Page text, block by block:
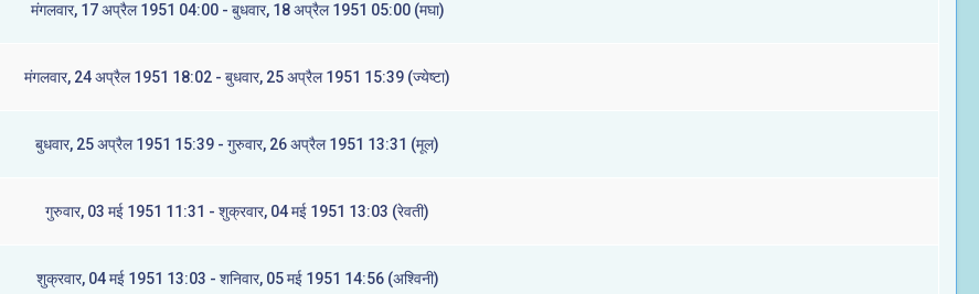
मंगलवार, 17 अप्रैल 1951 04:00 - बुधवार, 18 अप्रैल 1951 05:00 (मघा)
मंगलवार, 24 अप्रैल 1951 18:02 - बुधवार, 25 अप्रैल 1951 15:39 (ज्येष्टा)
बुधवार, 25 अप्रैल 1951 15:39 - गुरुवार, 26 अप्रैल 1951 13:31 (मूल)
गुरुवार, 03 मई 1951 11:31 - शुक्रवार, 04 मई 1951 13:03 (रेवती)
शुक्रवार, 04 मई 1951 13:03 - शनिवार, 05 मई 1951 14:56 (अश्विनी)